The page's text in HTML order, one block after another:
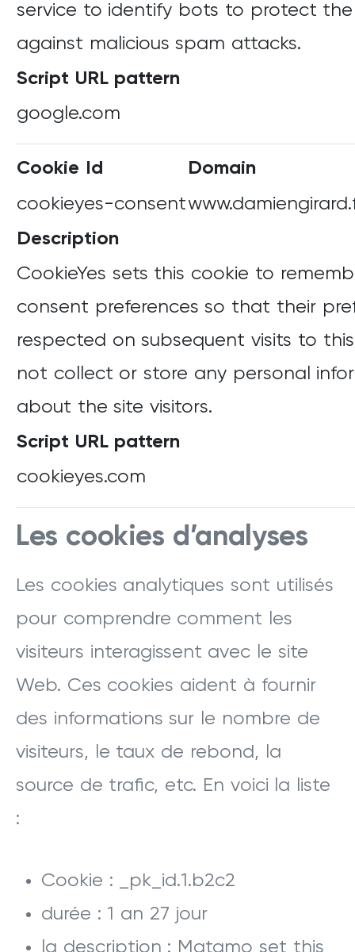
service to identify bots to protect
against malicious spam attacks.
Script URL pattern
google.com
Cookie Id
Domain
cookieyes-consent
Description
CookieYes sets this cookie to
consent preferences so that their
respected on subsequent visits to
not collect or store any personal
about the site visitors.
Script URL pattern
cookieyes.com
Les cookies d’analyses
Les cookies analytiques sont utilisés
pour comprendre comment les
visiteurs interagissent avec le site
Web. Ces cookies aident à fournir
des informations sur le nombre de
visiteurs, le taux de rebond, la
source de trafic, etc. En voici la liste
:
Cookie : _pk_id.1.b2c2
durée : 1 an 27 jour
la description : Matamo set this